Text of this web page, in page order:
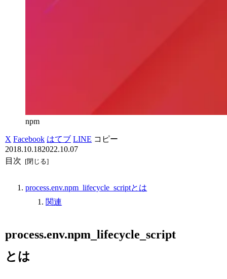
npm
X Facebook はてブ LINE コピー
2018.10.182022.10.07
目次
process.env.npm_lifecycle_scriptとは
関連
process.env.npm_lifecycle_script
とは